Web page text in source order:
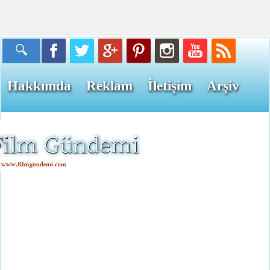
Hakkımda Reklam İletişim Arşiv